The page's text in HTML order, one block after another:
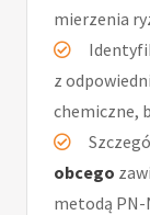
mierzenia
z
chemiczne,
obcego
metodą PN-